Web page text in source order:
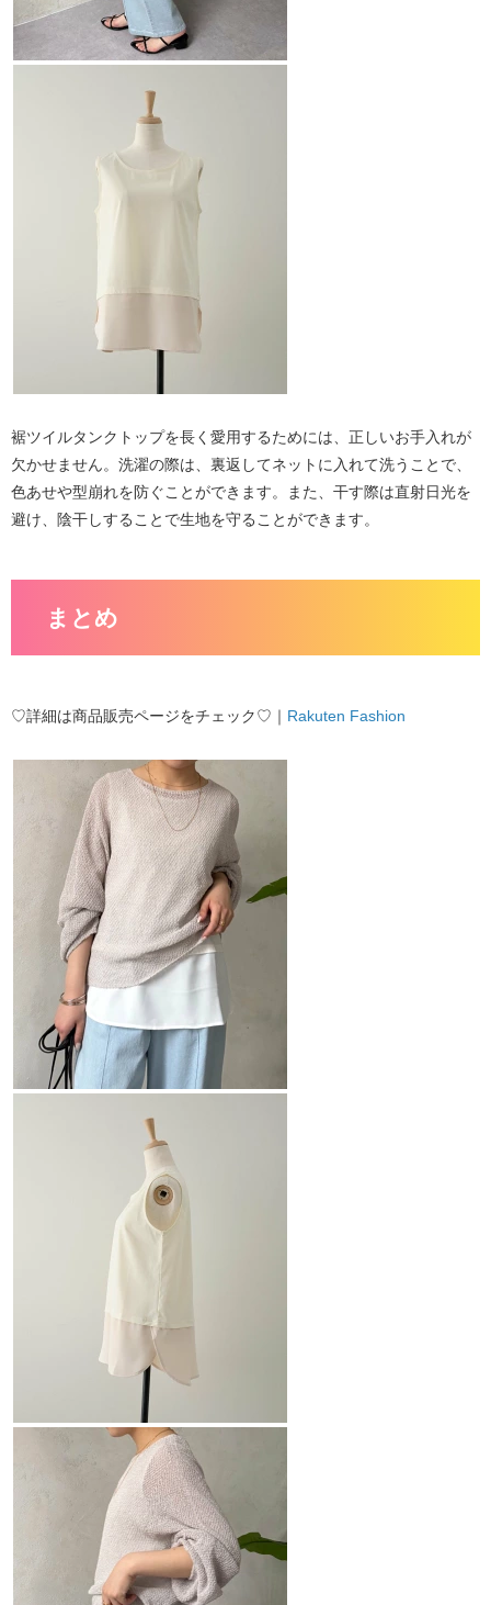
裾ツイルタンクトップを長く愛用するためには、正しいお手入れが
欠かせません。洗濯の際は、裏返してネットに入れて洗うことで、
色あせや型崩れを防ぐことができます。また、干す際は直射日光を
避け、陰干しすることで生地を守ることができます。
まとめ
♡詳細は商品販売ページをチェック♡｜ Rakuten Fashion